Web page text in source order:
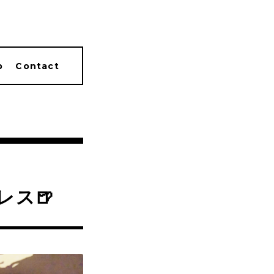
Contact
ス🍺